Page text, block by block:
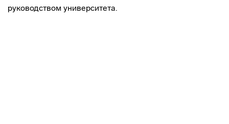
руководством университета.